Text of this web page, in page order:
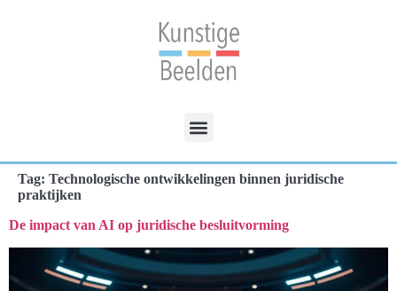
Tag: Technologische ontwikkelingen binnen juridische
praktijken
De impact van AI op juridische besluitvorming